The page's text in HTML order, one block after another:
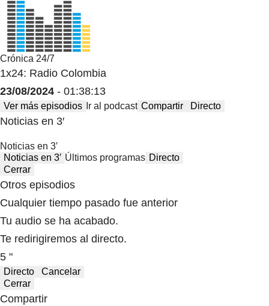
Crónica 24/7
1x24: Radio Colombia
23/08/2024 - 01:38:13
Ver más episodios Ir al podcast Compartir Directo
Noticias en 3′
Noticias en 3′
Noticias en 3′ Últimos programas Directo
Cerrar
Otros episodios
Cualquier tiempo pasado fue anterior
Tu audio se ha acabado.
Te redirigiremos al directo.
5 "
Directo
Cancelar
Cerrar
Compartir